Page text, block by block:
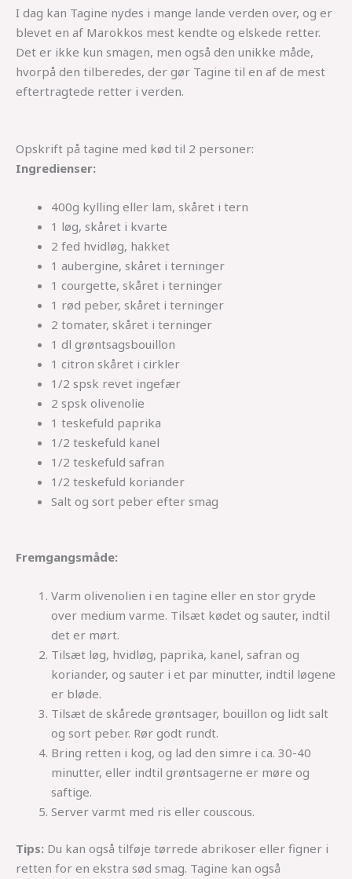
I dag kan Tagine nydes i mange lande verden over, og er
blevet en af Marokkos mest kendte og elskede retter.
Det er ikke kun smagen, men også den unikke måde,
hvorpå den tilberedes, der gør Tagine til en af de mest
eftertragtede retter i verden.
Opskrift på tagine med kød til 2 personer:
Ingredienser:
400g kylling eller lam, skåret i tern
1 løg, skåret i kvarte
2 fed hvidløg, hakket
1 aubergine, skåret i terninger
1 courgette, skåret i terninger
1 rød peber, skåret i terninger
2 tomater, skåret i terninger
1 dl grøntsagsbouillon
1 citron skåret i cirkler
1/2 spsk revet ingefær
2 spsk olivenolie
1 teskefuld paprika
1/2 teskefuld kanel
1/2 teskefuld safran
1/2 teskefuld koriander
Salt og sort peber efter smag
Fremgangsmåde:
Varm olivenolien i en tagine eller en stor gryde
over medium varme. Tilsæt kødet og sauter, indtil
det er mørt.
Tilsæt løg, hvidløg, paprika, kanel, safran og
koriander, og sauter i et par minutter, indtil løgene
er bløde.
Tilsæt de skårede grøntsager, bouillon og lidt salt
og sort peber. Rør godt rundt.
Bring retten i kog, og lad den simre i ca. 30-40
minutter, eller indtil grøntsagerne er møre og
saftige.
Server varmt med ris eller couscous.
Tips: Du kan også tilføje tørrede abrikoser eller figner i
retten for en ekstra sød smag. Tagine kan også